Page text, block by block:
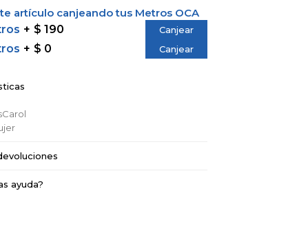
artículo canjeando tus Metros OCA
$ 190 Canjear
$ 0 Canjear
ayuda?